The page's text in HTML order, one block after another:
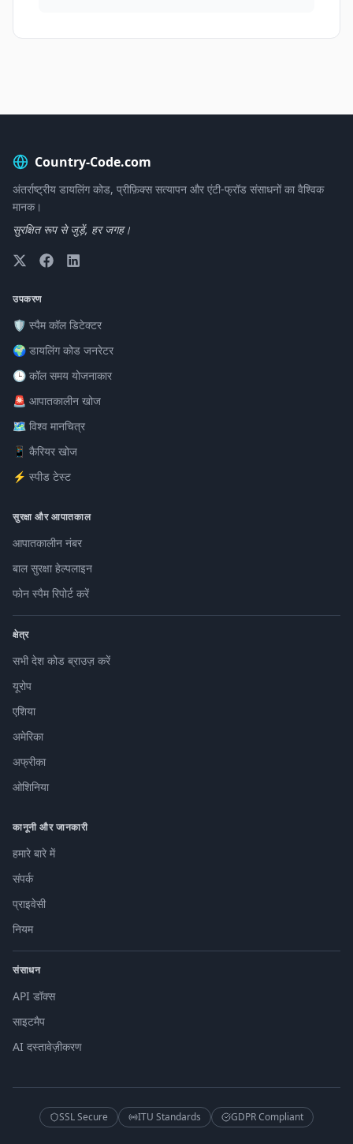
Country-Code.com
अंतर्राष्ट्रीय डायलिंग कोड, प्रीफ़िक्स सत्यापन और एंटी-फ्रॉड संसाधनों का वैश्विक
मानक।
सुरक्षित रूप से जुड़ें, हर जगह।
उपकरण
🛡️ स्पैम कॉल डिटेक्टर
🌍 डायलिंग कोड जनरेटर
🕒 कॉल समय योजनाकार
🚨 आपातकालीन खोज
🗺️ विश्व मानचित्र
📱 कैरियर खोज
⚡ स्पीड टेस्ट
सुरक्षा और आपातकाल
आपातकालीन नंबर
बाल सुरक्षा हेल्पलाइन
फोन स्पैम रिपोर्ट करें
क्षेत्र
सभी देश कोड ब्राउज़ करें
यूरोप
एशिया
अमेरिका
अफ्रीका
ओशिनिया
कानूनी और जानकारी
हमारे बारे में
संपर्क
प्राइवेसी
नियम
संसाधन
API डॉक्स
साइटमैप
AI दस्तावेज़ीकरण
SSL Secure ITU Standards GDPR Compliant